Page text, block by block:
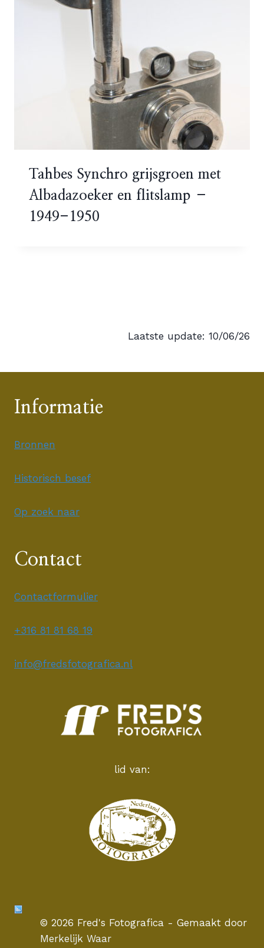
Tahbes Synchro grijsgroen met
Albadazoeker en flitslamp –
1949-1950
Laatste update: 10/06/26
Informatie
Bronnen
Historisch besef
Op zoek naar
Contact
Contactformulier
+316 81 81 68 19
info@fredsfotografica.nl
lid van:
© 2026 Fred's Fotografica - Gemaakt door
Merkelijk Waar